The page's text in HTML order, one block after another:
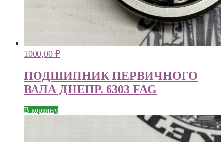
1000,00 ₽
ПОДШИПНИК ПЕРВИЧНОГО
ВАЛА ДНЕПР. 6303 FAG
В корзину